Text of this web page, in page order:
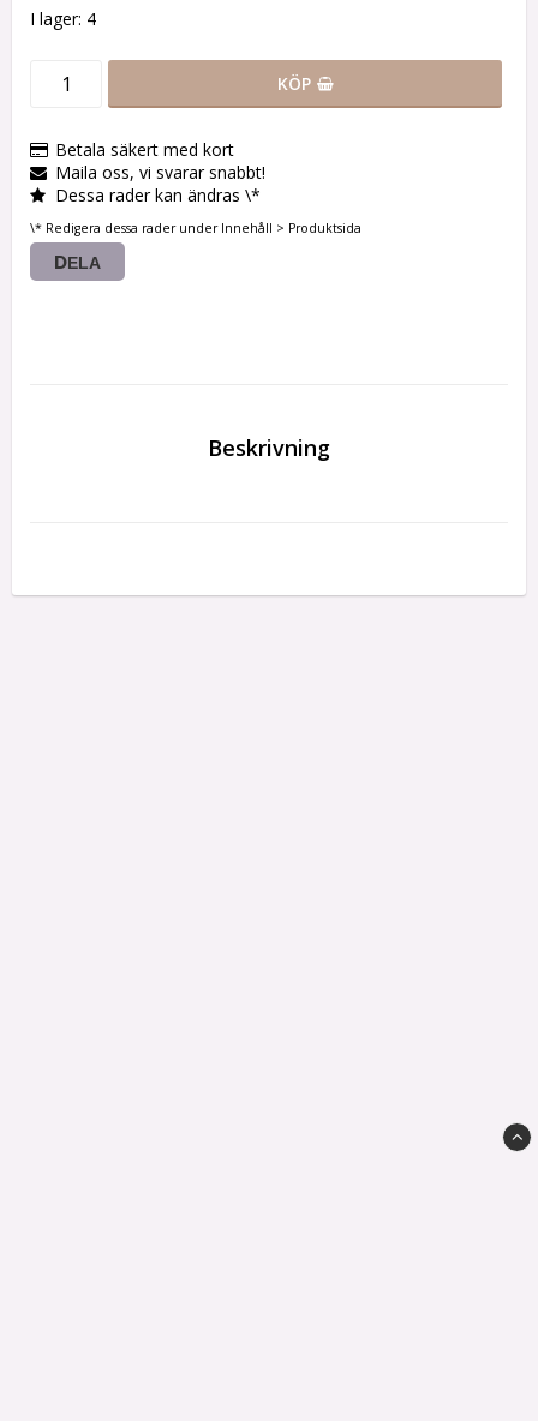
I lager: 4
KÖP
Betala säkert med kort
Maila oss, vi svarar snabbt!
Dessa rader kan ändras \*
\* Redigera dessa rader under Innehåll > Produktsida
DELA
Beskrivning